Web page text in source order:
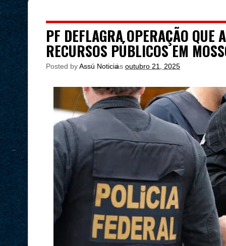
PF DEFLAGRA OPERAÇÃO QUE
RECURSOS PÚBLICOS EM
Posted byAssú Noticia
às outubro 21, 2025